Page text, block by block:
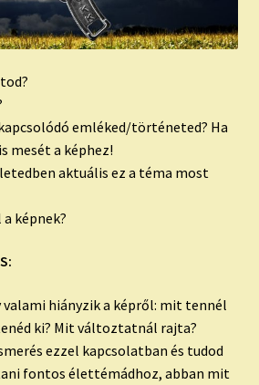
emléked/történeted? Ha
mesét a képhez!
aktuális ez a téma most
képnek?
valami hiányzik a képről: mit tennél
ki? Mit változtatnál rajta?
ezzel kapcsolatban és tudod
fontos élettémádhoz, abban mit